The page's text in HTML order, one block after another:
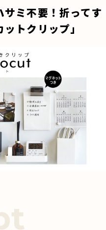
サミ不要！折ってす
トクリップ」